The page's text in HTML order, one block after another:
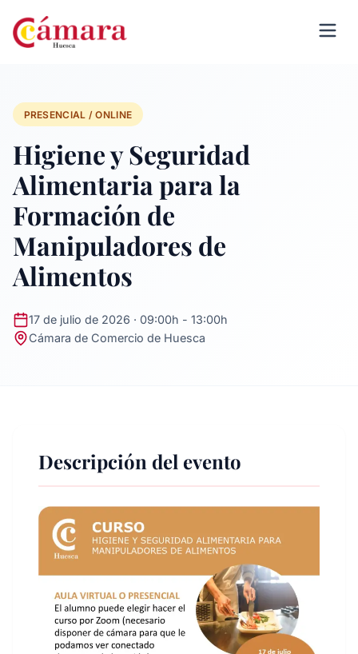
PRESENCIAL / ONLINE
Higiene y Seguridad
Alimentaria para la
Formación de
Manipuladores de
Alimentos
17 de julio de 2026 · 09:00h - 13:00h
Cámara de Comercio de Huesca
Descripción del evento